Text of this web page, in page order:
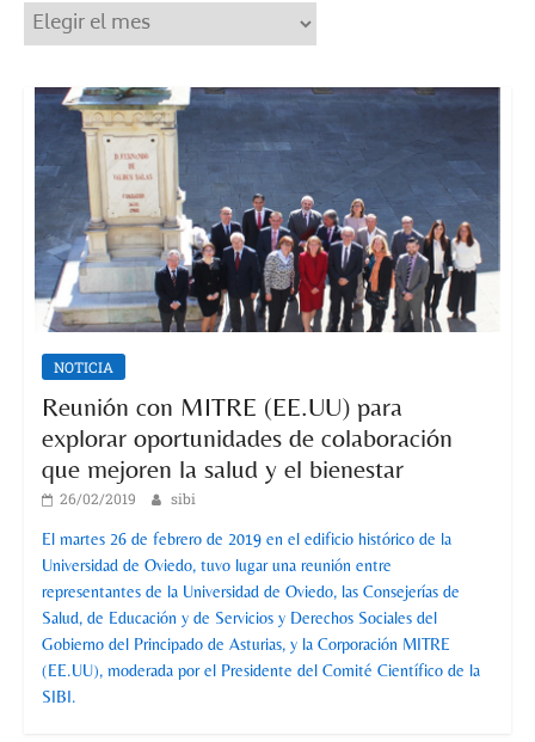
Archivos
NOTICIA
Reunión con MITRE (EE.UU) para
explorar oportunidades de colaboración
que mejoren la salud y el bienestar
26/02/2019 sibi
El martes 26 de febrero de 2019 en el edificio histórico de la
Universidad de Oviedo, tuvo lugar una reunión entre
representantes de la Universidad de Oviedo, las Consejerías de
Salud, de Educación y de Servicios y Derechos Sociales del
Gobierno del Principado de Asturias, y la Corporación MITRE
(EE.UU), moderada por el Presidente del Comité Científico de la
SIBI.